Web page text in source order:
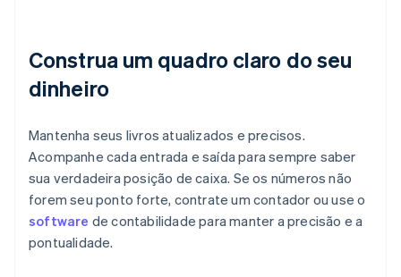
Construa um quadro claro do seu
dinheiro
Mantenha seus livros atualizados e precisos.
Acompanhe cada entrada e saída para sempre saber
sua verdadeira posição de caixa. Se os números não
forem seu ponto forte, contrate um contador ou use o
software de contabilidade para manter a precisão e a
pontualidade.